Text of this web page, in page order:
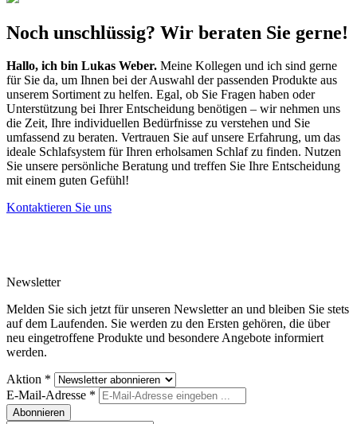
Noch unschlüssig? Wir beraten Sie gerne!
Hallo, ich bin Lukas Weber. Meine Kollegen und ich sind gerne
für Sie da, um Ihnen bei der Auswahl der passenden Produkte aus
unserem Sortiment zu helfen. Egal, ob Sie Fragen haben oder
Unterstützung bei Ihrer Entscheidung benötigen – wir nehmen uns
die Zeit, Ihre individuellen Bedürfnisse zu verstehen und Sie
umfassend zu beraten. Vertrauen Sie auf unsere Erfahrung, um das
ideale Schlafsystem für Ihren erholsamen Schlaf zu finden. Nutzen
Sie unsere persönliche Beratung und treffen Sie Ihre Entscheidung
mit einem guten Gefühl!
Kontaktieren Sie uns
Newsletter
Melden Sie sich jetzt für unseren Newsletter an und bleiben Sie stets
auf dem Laufenden. Sie werden zu den Ersten gehören, die über
neu eingetroffene Produkte und besondere Angebote informiert
werden.
Aktion *
E-Mail-Adresse *
Abonnieren